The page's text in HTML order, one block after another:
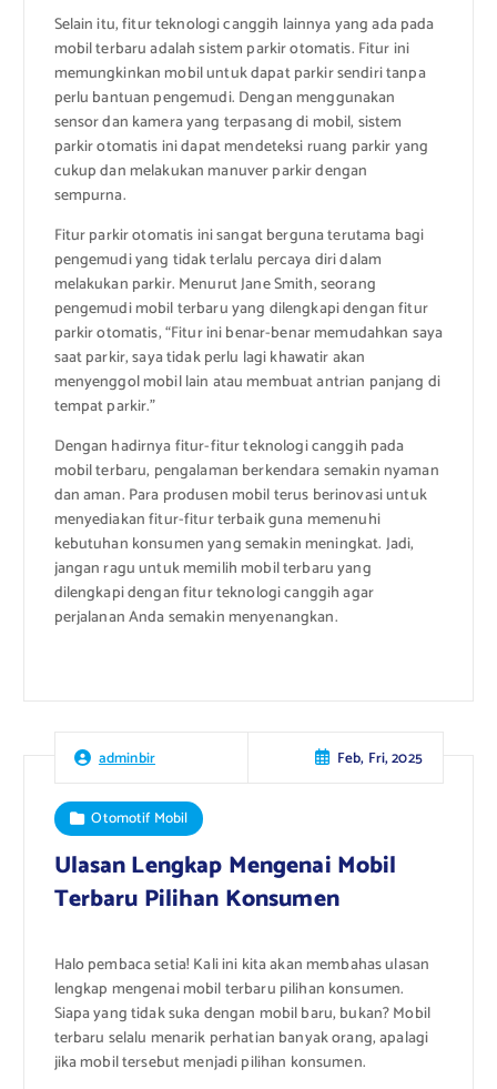
Selain itu, fitur teknologi canggih lainnya yang ada pada
mobil terbaru adalah sistem parkir otomatis. Fitur ini
memungkinkan mobil untuk dapat parkir sendiri tanpa
perlu bantuan pengemudi. Dengan menggunakan
sensor dan kamera yang terpasang di mobil, sistem
parkir otomatis ini dapat mendeteksi ruang parkir yang
cukup dan melakukan manuver parkir dengan
sempurna.
Fitur parkir otomatis ini sangat berguna terutama bagi
pengemudi yang tidak terlalu percaya diri dalam
melakukan parkir. Menurut Jane Smith, seorang
pengemudi mobil terbaru yang dilengkapi dengan fitur
parkir otomatis, “Fitur ini benar-benar memudahkan saya
saat parkir, saya tidak perlu lagi khawatir akan
menyenggol mobil lain atau membuat antrian panjang di
tempat parkir.”
Dengan hadirnya fitur-fitur teknologi canggih pada
mobil terbaru, pengalaman berkendara semakin nyaman
dan aman. Para produsen mobil terus berinovasi untuk
menyediakan fitur-fitur terbaik guna memenuhi
kebutuhan konsumen yang semakin meningkat. Jadi,
jangan ragu untuk memilih mobil terbaru yang
dilengkapi dengan fitur teknologi canggih agar
perjalanan Anda semakin menyenangkan.
adminbir Feb, Fri, 2025
Otomotif Mobil
Ulasan Lengkap Mengenai Mobil
Terbaru Pilihan Konsumen
Halo pembaca setia! Kali ini kita akan membahas ulasan
lengkap mengenai mobil terbaru pilihan konsumen.
Siapa yang tidak suka dengan mobil baru, bukan? Mobil
terbaru selalu menarik perhatian banyak orang, apalagi
jika mobil tersebut menjadi pilihan konsumen.